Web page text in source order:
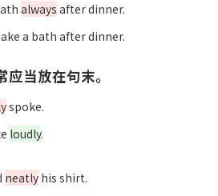
always after dinner.
a bath after dinner.
当放在句末。
spoke.
loudly.
neatly his shirt.